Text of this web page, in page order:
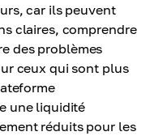
car ils peuvent
claires, comprendre
des problèmes
ceux qui sont plus
une liquidité
réduits pour les